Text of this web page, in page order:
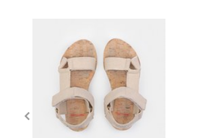
的設計以實穿，活潑的用色及大膽的圖案為主
是直接從Stella McCartney女裝的設計修改而來